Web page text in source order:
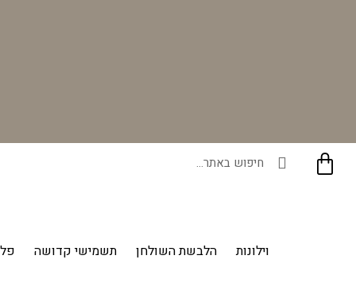
וילונות הלבשת השולחן תשמישי קדושה